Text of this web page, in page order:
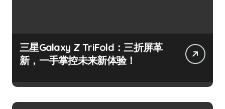
三星Galaxy Z TriFold：三折屏革
新，一手掌控未来新体验！